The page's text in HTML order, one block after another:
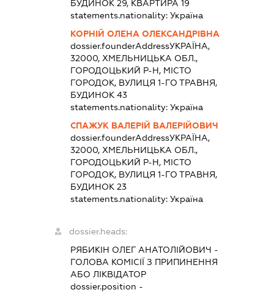
БУДИНОК 29, КВАРТИРА 19
statements.nationality: Україна
КОРНІЙ ОЛЕНА ОЛЕКСАНДРІВНА
dossier.founderAddressУКРАЇНА,
32000, ХМЕЛЬНИЦЬКА ОБЛ.,
ГОРОДОЦЬКИЙ Р-Н, МІСТО
ГОРОДОК, ВУЛИЦЯ 1-ГО ТРАВНЯ,
БУДИНОК 43
statements.nationality: Україна
СПАЖУК ВАЛЕРІЙ ВАЛЕРІЙОВИЧ
dossier.founderAddressУКРАЇНА,
32000, ХМЕЛЬНИЦЬКА ОБЛ.,
ГОРОДОЦЬКИЙ Р-Н, МІСТО
ГОРОДОК, ВУЛИЦЯ 1-ГО ТРАВНЯ,
БУДИНОК 23
statements.nationality: Україна
dossier.heads:
РЯБИКІН ОЛЕГ АНАТОЛІЙОВИЧ -
ГОЛОВА КОМІСІЇ З ПРИПИНЕННЯ
АБО ЛІКВІДАТОР
dossier.position -